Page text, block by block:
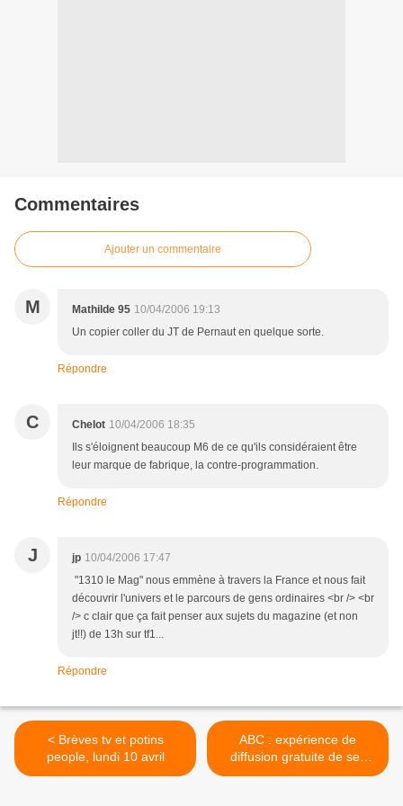
Commentaires
Ajouter un commentaire
M Mathilde 95 10/04/2006 19:13
Un copier coller du JT de Pernaut en quelque sorte.
Répondre
C Chelot 10/04/2006 18:35
Ils s'éloignent beaucoup M6 de ce qu'ils considéraient être
leur marque de fabrique, la contre-programmation.
Répondre
J jp 10/04/2006 17:47
"1310 le Mag" nous emmène à travers la France et nous fait
découvrir l'univers et le parcours de gens ordinaires <br /> <br
/> c clair que ça fait penser aux sujets du magazine (et non
jt!!) de 13h sur tf1...
Répondre
< Brèves tv et potins
people, lundi 10 avril
ABC : expérience de
diffusion gratuite de ses
séries sur internet >